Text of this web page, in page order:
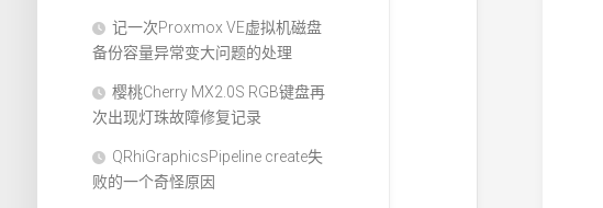
记一次Proxmox VE虚拟机磁盘
备份容量异常变大问题的处理
樱桃Cherry MX2.0S RGB键盘再
次出现灯珠故障修复记录
QRhiGraphicsPipeline create失
败的一个奇怪原因